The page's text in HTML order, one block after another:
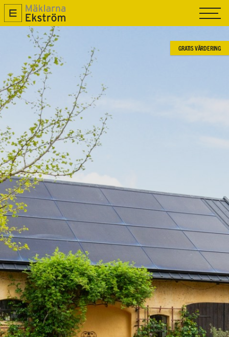
GRATIS VÄRDERING
TILL SALU
SÅLDA
SÄLJA
OM OSS
NYPRODUKTION
MAGASIN R.O.K
KONTAKTA OSS
GRATIS VÄRDERING